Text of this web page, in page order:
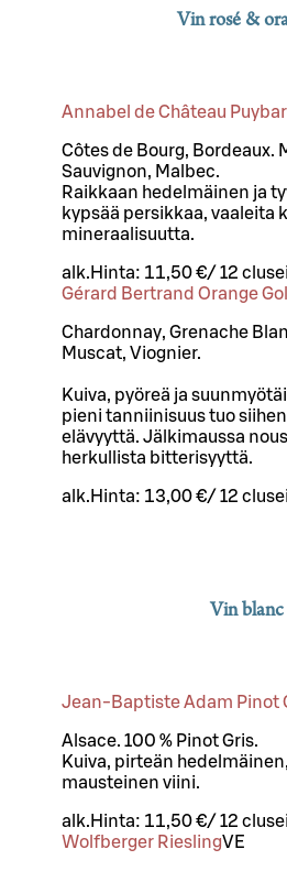
Vin rosé &
Annabel de Château
Côtes de Bourg, Bordeaux.
Sauvignon, Malbec.
Raikkaan hedelmäinen ja
kypsää persikkaa, vaaleita
mineraalisuutta.
alk. Hinta: 11,50 €/ 12 cl
Gérard Bertrand Orange
Chardonnay, Grenache
Muscat, Viognier.
Kuiva, pyöreä ja
pieni tanniinisuus tuo
elävyyttä. Jälkimaussa
herkullista bitterisyyttä.
alk. Hinta: 13,00 €/ 12 cl
Vin blanc
Jean-Baptiste Adam Pinot
Alsace. 100 % Pinot Gris.
Kuiva, pirteän
mausteinen viini.
alk. Hinta: 11,50 €/ 12 cl
Wolfberger RieslingVE